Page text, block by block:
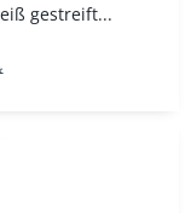
gestreift...